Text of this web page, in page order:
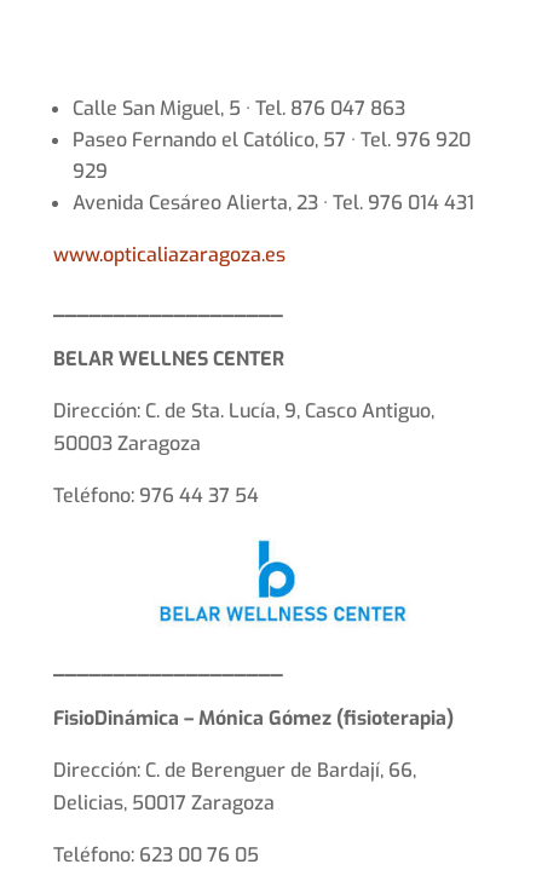
Calle San Miguel, 5 · Tel. 876 047 863
Paseo Fernando el Católico, 57 · Tel. 976 920
929
Avenida Cesáreo Alierta, 23 · Tel. 976 014 431
www.opticaliazaragoza.es
BELAR WELLNES CENTER
Dirección: C. de Sta. Lucía, 9, Casco Antiguo,
50003 Zaragoza
Teléfono: 976 44 37 54
FisioDinámica – Mónica Gómez (fisioterapia)
Dirección: C. de Berenguer de Bardají, 66,
Delicias, 50017 Zaragoza
Teléfono: 623 00 76 05